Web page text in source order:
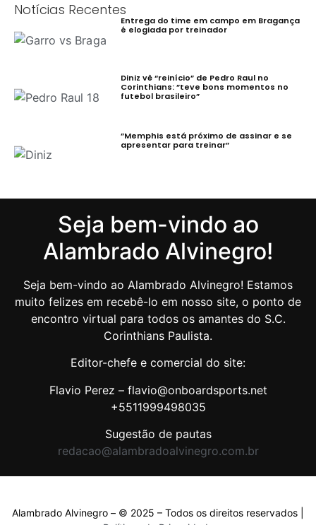
Notícias Recentes
Entrega do time em campo em Bragança
é elogiada por treinador
Diniz vê “reinício” de Pedro Raul no
Corinthians: ”teve bons momentos no
futebol brasileiro”
”Memphis está próximo de assinar e se
apresentar para treinar”
Seja bem-vindo ao
Alambrado Alvinegro!
Seja bem-vindo ao Alambrado Alvinegro! Estamos
muito felizes em recebê-lo em nosso site, o ponto de
encontro virtual para todos os amantes do S.C.
Corinthians Paulista.
Editor-chefe e comercial do site:
Flavio Perez – flavio@onboardsports.net
+5511999498035
Sugestão de pautas
redacao@alambradoalvinegro.com.br
Alambrado Alvinegro – © 2025 – Todos os direitos reservados |